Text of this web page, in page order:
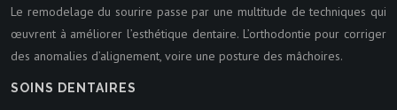
Le remodelage du sourire passe par une multitude de techniques qui
œuvrent à améliorer l’esthétique dentaire. L’orthodontie pour corriger
des anomalies d’alignement, voire une posture des mâchoires.
SOINS DENTAIRES